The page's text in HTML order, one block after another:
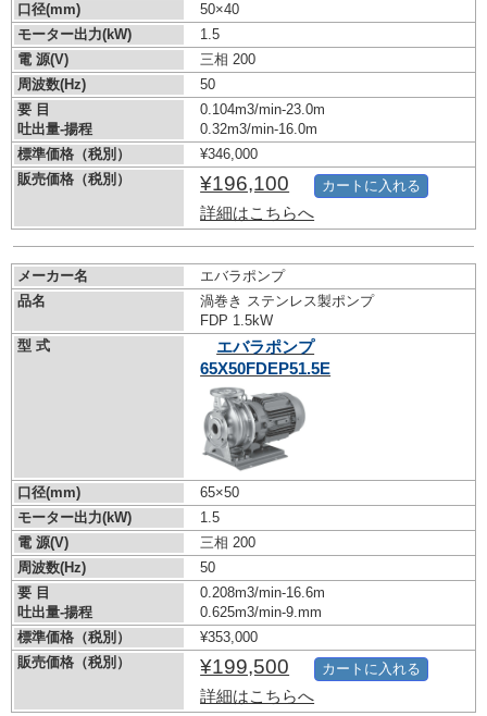
口径(mm)
50×40
モーター出力(kW)
1.5
電 源(V)
三相 200
周波数(Hz)
50
要 目
吐出量-揚程
0.104m3/min-23.0m
0.32m3/min-16.0m
標準価格（税別）
¥346,000
販売価格（税別）
¥196,100
詳細はこちらへ
カートに入れる
メーカー名
エバラポンプ
品名
渦巻き ステンレス製ポンプ
FDP 1.5kW
型 式
エバラポンプ
65X50FDEP51.5E
口径(mm)
65×50
モーター出力(kW)
1.5
電 源(V)
三相 200
周波数(Hz)
50
要 目
吐出量-揚程
0.208m3/min-16.6m
0.625m3/min-9.mm
標準価格（税別）
¥353,000
販売価格（税別）
¥199,500
詳細はこちらへ
カートに入れる